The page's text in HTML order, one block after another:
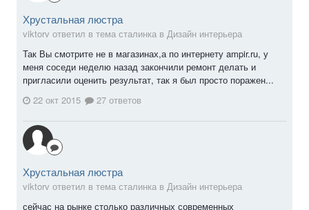
Хрустальная люстра
viktorv ответил в тема сталинка в Дизайн интерьера
Так Вы смотрите не в магазинах,а по интернету ampir.ru, у
меня соседи неделю назад закончили ремонт делать и
пригласили оценить результат, так я был просто поражен...
22 окт 2015
27 ответов
Хрустальная люстра
viktorv ответил в тема сталинка в Дизайн интерьера
сейчас на рынке столько различных современных